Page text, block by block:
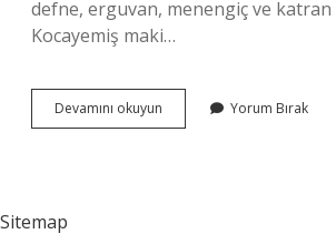
defne, erguvan, menengiç ve katran
Kocayemiş maki…
Devamını okuyun
Maki
Yorum Bırak
Sitemap